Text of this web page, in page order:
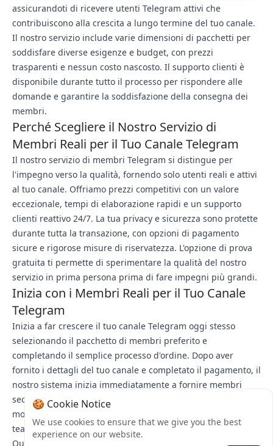
assicurandoti di ricevere utenti Telegram attivi che
contribuiscono alla crescita a lungo termine del tuo canale.
Il nostro servizio include varie dimensioni di pacchetti per
soddisfare diverse esigenze e budget, con prezzi
trasparenti e nessun costo nascosto. Il supporto clienti è
disponibile durante tutto il processo per rispondere alle
domande e garantire la soddisfazione della consegna dei
membri.
Perché Scegliere il Nostro Servizio di
Membri Reali per il Tuo Canale Telegram
Il nostro servizio di membri Telegram si distingue per
l'impegno verso la qualità, fornendo solo utenti reali e attivi
al tuo canale. Offriamo prezzi competitivi con un valore
eccezionale, tempi di elaborazione rapidi e un supporto
clienti reattivo 24/7. La tua privacy e sicurezza sono protette
durante tutta la transazione, con opzioni di pagamento
sicure e rigorose misure di riservatezza. L'opzione di prova
gratuita ti permette di sperimentare la qualità del nostro
servizio in prima persona prima di fare impegni più grandi.
Inizia con i Membri Reali per il Tuo Canale
Telegram
Inizia a far crescere il tuo canale Telegram oggi stesso
selezionando il pacchetto di membri preferito e
completando il semplice processo d'ordine. Dopo aver
fornito i dettagli del tuo canale e completato il pagamento, il
nostro sistema inizia immediatamente a fornire membri
secondo la velocità di consegna selezionata. Puoi
monitorare lo stato del tuo ordine e contattare il nostro
team di supporto in qualsiasi momento per assistenza.
Quando sei pronto per espanderti ulteriormente, riordinare
🍪 Cookie Notice
We use cookies to ensure that we give you the best
experience on our website.